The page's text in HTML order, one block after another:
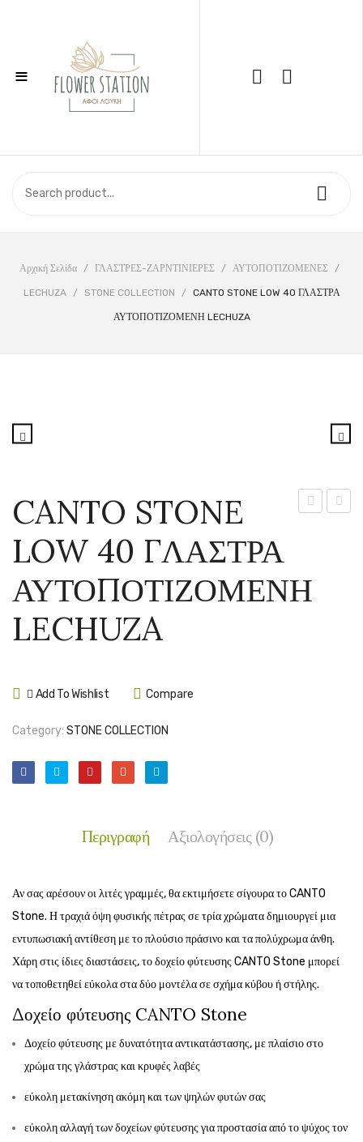
≡
ΕΠΙΚΟΙΝΩΝΊΑ
Αρχική Σελίδα / ΓΛΑΣΤΡΕΣ-ΖΑΡΝΤΙΝΙΕΡΕΣ / ΑΥΤΟΠΟΤΙΖΟΜΕΝΕΣ /
LECHUZA / STONE COLLECTION / CANTO STONE LOW 40 ΓΛΑΣΤΡΑ
ΑΥΤΟΠΟΤΙΖΟΜΕΝΗ LECHUZA
ΓΛΑΣΤΡΑ
CANTO STONE
LOW 40 ΓΛΑΣΤΡΑ
ΑΥΤΟΠΟΤΙΖΟΜΕΝΗ
LECHUZA
Add To Wishlist Compare
Category: STONE COLLECTION
Περιγραφή Αξιολογήσεις (0)
Αν σας αρέσουν οι λιτές γραμμές, θα εκτιμήσετε σίγουρα το CANTO
Stone. Η τραχιά όψη φυσικής πέτρας σε τρία χρώματα δημιουργεί μια
εντυπωσιακή αντίθεση με το πλούσιο πράσινο και τα πολύχρωμα άνθη.
Χάρη στις ίδιες διαστάσεις, το δοχείο φύτευσης CANTO Stone μπορεί
να τοποθετηθεί εύκολα στα δύο μοντέλα σε σχήμα κύβου ή στήλης.
Δοχείο φύτευσης CANTO Stone
Δοχείο φύτευσης με δυνατότητα αντικατάστασης, με πλαίσιο στο
χρώμα της γλάστρας και κρυφές λαβές
εύκολη μετακίνηση ακόμη και των ψηλών φυτών σας
εύκολη αλλαγή των δοχείων φύτευσης για προστασία από το ψύχος τον